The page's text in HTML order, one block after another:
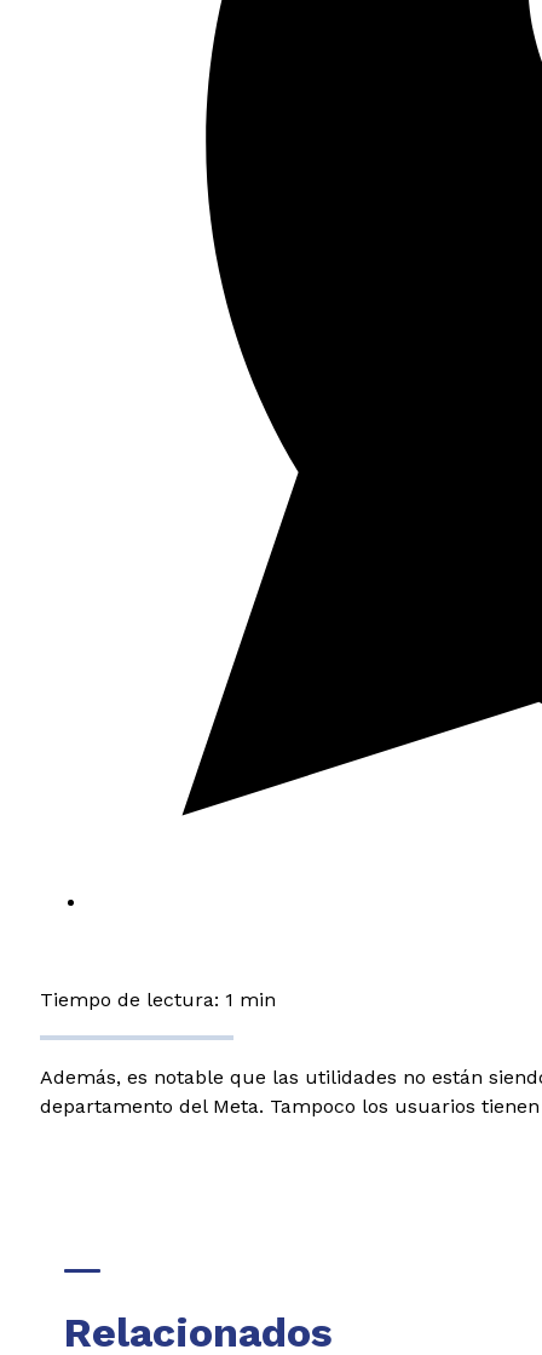
Tiempo de lectura: 1 min
Además, es notable que las utilidades no están
departamento del Meta. Tampoco los usuarios
Relacionados